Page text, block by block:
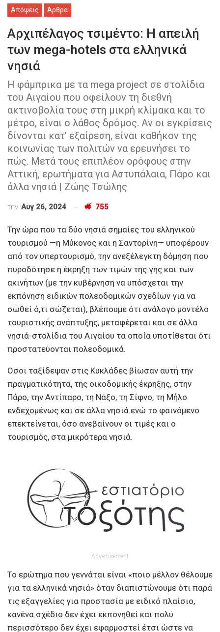
Απόψεις Άρθρα
Αρχιπέλαγος τσιμέντο: Η απειλή
των mega-hotels στα ελληνικά
νησιά
Η φάμπρικα με τα mega project σε στολίδια
του Αιγαίου που οφείλουν τη διεθνή
ακτινοβολία τους στη μικρή κλίμακα και το
μέτρο, είναι ο λάθος δρόμος. Αν οι εγκρίσεις
δίνονται κατ' εξαίρεση, είναι καθήκον της
κοινωνίας των πολιτών να ερευνήσει το
πώς. Μετά τους επιπλέον ορόφους στην
Αττική, ερωτήματα για Αστυπάλαια, Πάρο και
άλλα νησιά | Ζώης Τσώλης
την Αυγ 26, 2024 755
Την ώρα που τα δύο νησιά σημαίες του ελληνικού
τουρισμού —η Μύκονος και η Σαντορίνη— υποφέρουν
από τον υπερτουρισμό, την ανεξέλεγκτη δόμηση που
πυροδότησε η έκρηξη των τιμών της γης και των
ακινήτων (με την κυβέρνηση να υπόσχεται την
εκπόνηση ειδικών πολεοδομικών σχεδίων για να
σωθεί ό,τι σώζεται), βλέπουμε ότι ανάλογο μοντέλο
τουριστικής ανάπτυξης, μεταφέρεται και σε άλλα
νησιά-στολίδια του Αιγαίου τα οποία υποτίθεται ότι
προστατεύονται πολεοδομικά.
Οσοι ταξίδεψαν στις Κυκλάδες βίωσαν αυτή την
πραγματικότητα, της οικοδομικής έκρηξης, στην
Πάρο, την Αντίπαρο, τη Νάξο, τη Σίφνο, τη Μήλο
ενδεχομένως και σε άλλα νησιά ενώ το φαινόμενο
επεκτείνεται, όσο ανεβαίνουν οι τιμές και ο
τουρισμός, στα μικρότερα νησιά.
Advertisement
Το ερώτημα που γεννάται είναι «ποιο μέλλον θέλουμε
για τα ελληνικά νησιά» όταν διαπιστώνουμε ότι παρά
τις εξαγγελίες για προστασία με ειδικό πλαίσιο,
κανένα σχέδιο δεν έχει εκπονηθεί και πολύ
περισσότερο δεν έχει εφαρμοστεί έτσι ώστε να